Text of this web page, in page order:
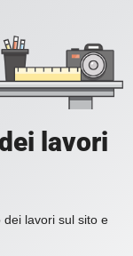
lavori
lavori sul sito e